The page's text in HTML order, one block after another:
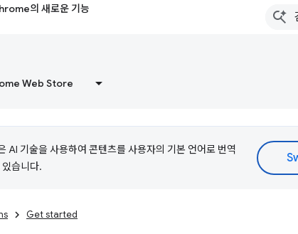
의 새로운 기능
Web Store
AI 기술을 사용하여 콘텐츠를 사용자의 기본 언어로 번역
습니다.
Get started